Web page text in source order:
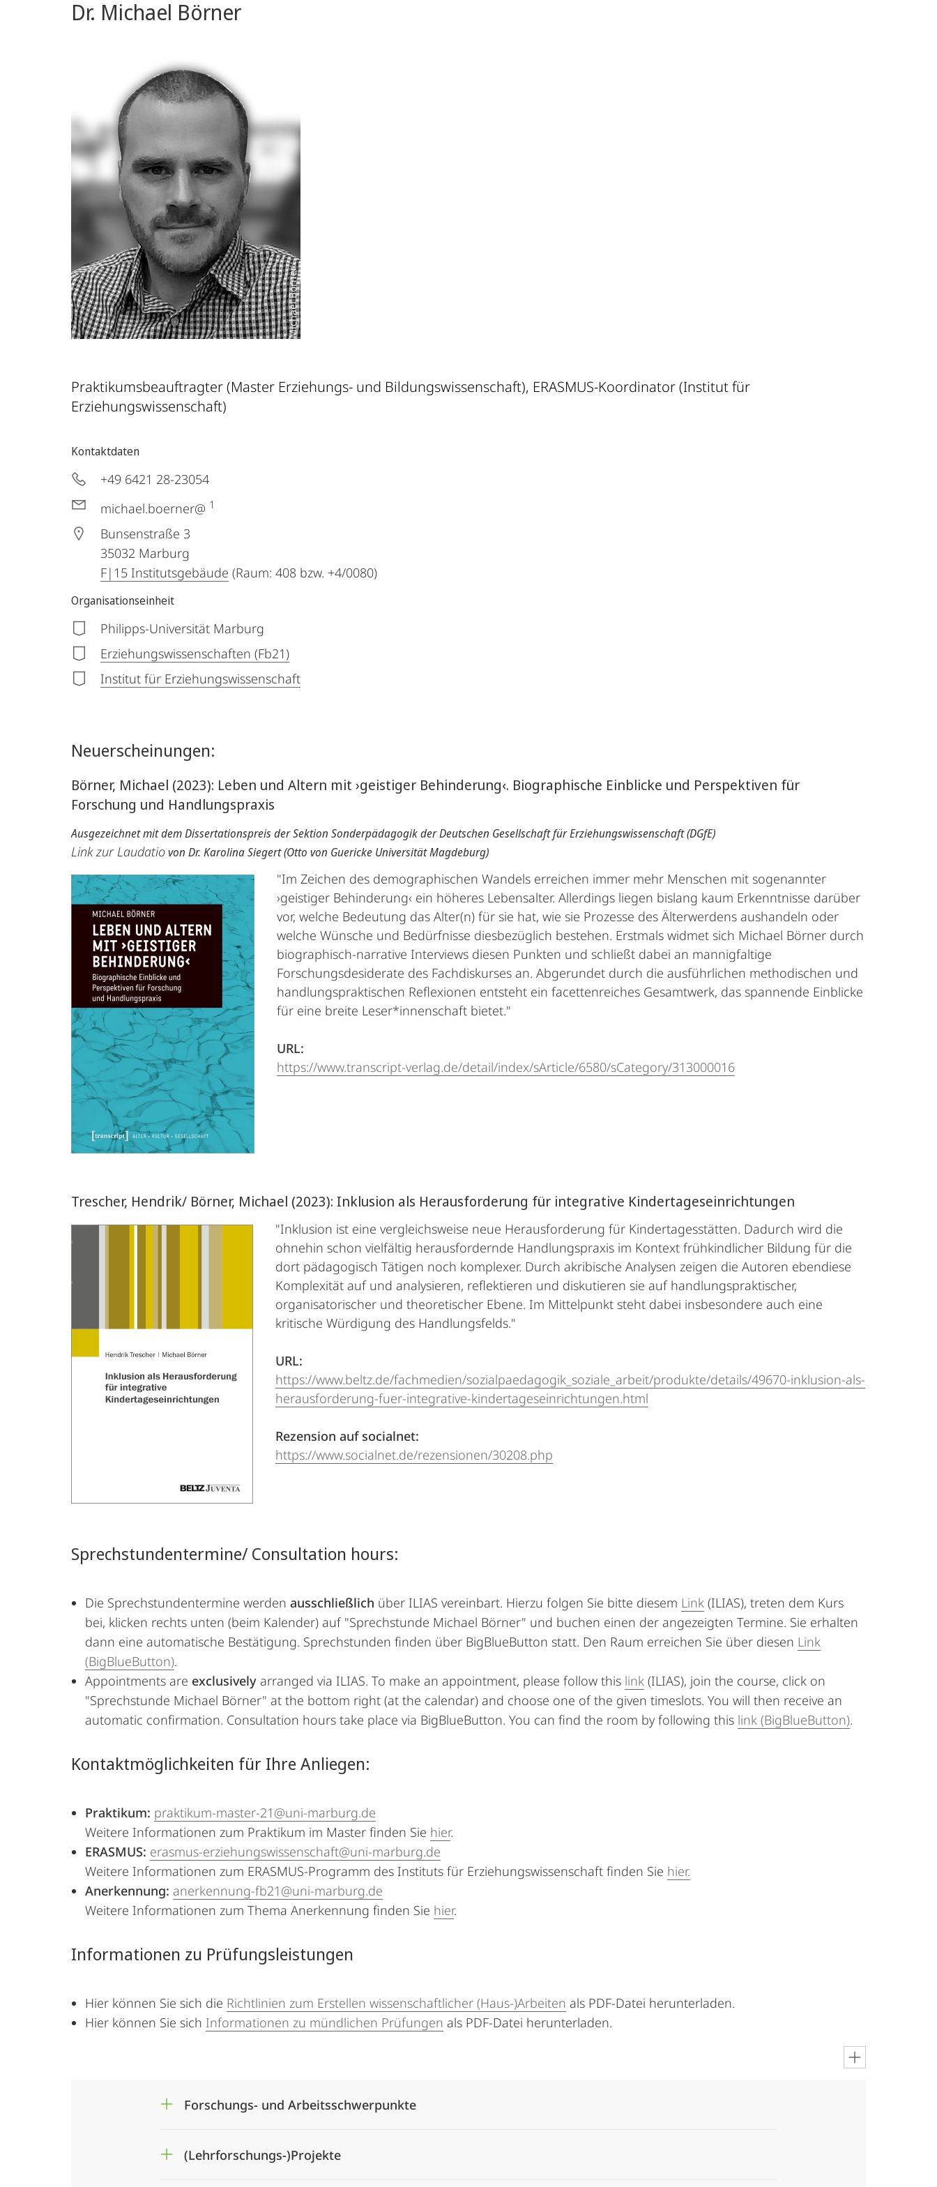
Dr. Michael Börner
Michael Börner
Praktikumsbeauftragter (Master Erziehungs- und Bildungswissenschaft), ERASMUS-Koordinator (Institut für
Erziehungswissenschaft)
Kontaktdaten
+49 6421 28-23054
michael.boerner@ 1
Bunsenstraße 3
35032 Marburg
F|15 Institutsgebäude (Raum: 408 bzw. +4/0080)
Organisationseinheit
Philipps-Universität Marburg
Erziehungswissenschaften (Fb21)
Institut für Erziehungswissenschaft
Neuerscheinungen:
Börner, Michael (2023): Leben und Altern mit ›geistiger Behinderung‹. Biographische Einblicke und Perspektiven für
Forschung und Handlungspraxis
Ausgezeichnet mit dem Dissertationspreis der Sektion Sonderpädagogik der Deutschen Gesellschaft für Erziehungswissenschaft (DGfE)
Link zur Laudatiovon Dr. Karolina Siegert (Otto von Guericke Universität Magdeburg)
"Im Zeichen des demographischen Wandels erreichen immer mehr Menschen mit sogenannter
›geistiger Behinderung‹ ein höheres Lebensalter. Allerdings liegen bislang kaum Erkenntnisse darüber
vor, welche Bedeutung das Alter(n) für sie hat, wie sie Prozesse des Älterwerdens aushandeln oder
welche Wünsche und Bedürfnisse diesbezüglich bestehen. Erstmals widmet sich Michael Börner durch
biographisch-narrative Interviews diesen Punkten und schließt dabei an mannigfaltige
Forschungsdesiderate des Fachdiskurses an. Abgerundet durch die ausführlichen methodischen und
handlungspraktischen Reflexionen entsteht ein facettenreiches Gesamtwerk, das spannende Einblicke
für eine breite Leser*innenschaft bietet."
URL:
https://www.transcript-verlag.de/detail/index/sArticle/6580/sCategory/313000016
Trescher, Hendrik/ Börner, Michael (2023): Inklusion als Herausforderung für integrative Kindertageseinrichtungen
"Inklusion ist eine vergleichsweise neue Herausforderung für Kindertagesstätten. Dadurch wird die
ohnehin schon vielfältig herausfordernde Handlungspraxis im Kontext frühkindlicher Bildung für die
dort pädagogisch Tätigen noch komplexer. Durch akribische Analysen zeigen die Autoren ebendiese
Komplexität auf und analysieren, reflektieren und diskutieren sie auf handlungspraktischer,
organisatorischer und theoretischer Ebene. Im Mittelpunkt steht dabei insbesondere auch eine
kritische Würdigung des Handlungsfelds."
URL:
https://www.beltz.de/fachmedien/sozialpaedagogik_soziale_arbeit/produkte/details/49670-inklusion-als-
herausforderung-fuer-integrative-kindertageseinrichtungen.html
Rezension auf socialnet:
https://www.socialnet.de/rezensionen/30208.php
Sprechstundentermine/ Consultation hours:
Die Sprechstundentermine werden ausschließlich über ILIAS vereinbart. Hierzu folgen Sie bitte diesem Link (ILIAS), treten dem Kurs
bei, klicken rechts unten (beim Kalender) auf "Sprechstunde Michael Börner" und buchen einen der angezeigten Termine. Sie erhalten
dann eine automatische Bestätigung. Sprechstunden finden über BigBlueButton statt. Den Raum erreichen Sie über diesen Link
(BigBlueButton).
Appointments are exclusively arranged via ILIAS. To make an appointment, please follow this link (ILIAS), join the course, click on
"Sprechstunde Michael Börner" at the bottom right (at the calendar) and choose one of the given timeslots. You will then receive an
automatic confirmation. Consultation hours take place via BigBlueButton. You can find the room by following this link (BigBlueButton).
Kontaktmöglichkeiten für Ihre Anliegen:
Praktikum: praktikum-master-21@uni-marburg.de
Weitere Informationen zum Praktikum im Master finden Sie hier.
ERASMUS: erasmus-erziehungswissenschaft@uni-marburg.de
Weitere Informationen zum ERASMUS-Programm des Instituts für Erziehungswissenschaft finden Sie hier.
Anerkennung: anerkennung-fb21@uni-marburg.de
Weitere Informationen zum Thema Anerkennung finden Sie hier.
Informationen zu Prüfungsleistungen
Hier können Sie sich die Richtlinien zum Erstellen wissenschaftlicher (Haus-)Arbeiten als PDF-Datei herunterladen.
Hier können Sie sich Informationen zu mündlichen Prüfungen als PDF-Datei herunterladen.
Forschungs- und Arbeitsschwerpunkte
(Lehrforschungs-)Projekte